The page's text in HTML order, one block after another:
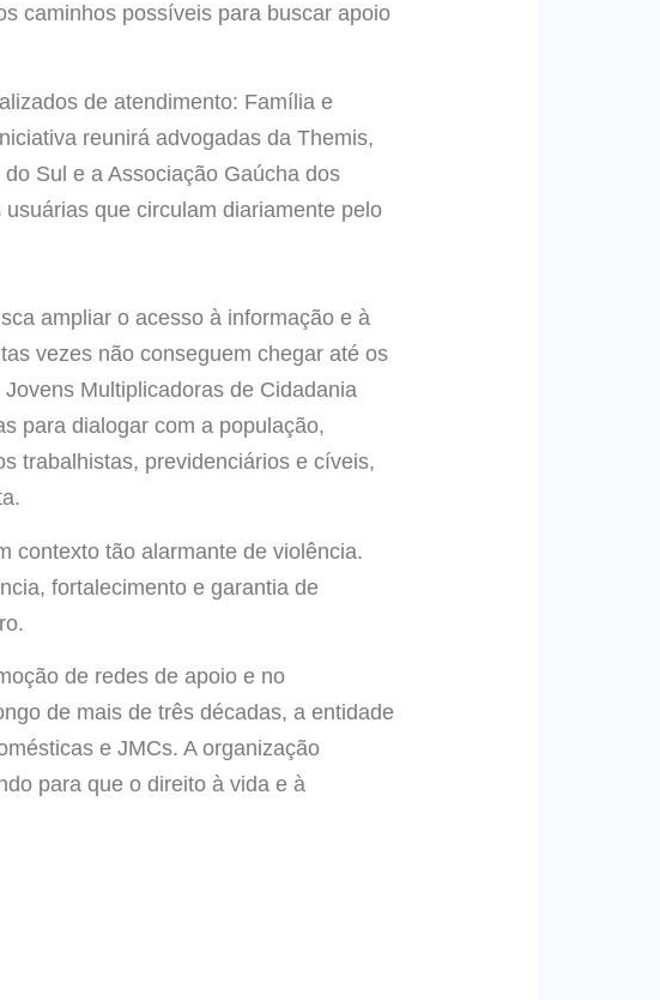
caminhos possíveis para buscar apoio
de atendimento: Família e
reunirá advogadas da Themis,
Sul e a Associação Gaúcha dos
que circulam diariamente pelo
ampliar o acesso à informação e à
vezes não conseguem chegar até os
Multiplicadoras de Cidadania
para dialogar com a população,
trabalhistas, previdenciários e cíveis,
contexto tão alarmante de violência.
fortalecimento e garantia de
de redes de apoio e no
de mais de três décadas, a entidade
e JMCs. A organização
para que o direito à vida e à